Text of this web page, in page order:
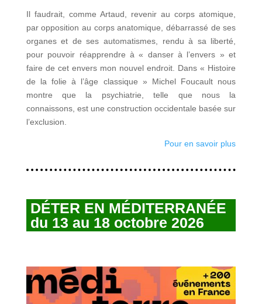
Il faudrait, comme Artaud, revenir au corps atomique,
par opposition au corps anatomique, débarrassé de ses
organes et de ses automatismes, rendu à sa liberté,
pour pouvoir réapprendre à « danser à l’envers » et
faire de cet envers mon nouvel endroit. Dans « Histoire
de la folie à l’âge classique » Michel Foucault nous
montre que la psychiatrie, telle que nous la
connaissons, est une construction occidentale basée sur
l’exclusion.
Pour en savoir plus
DÉTER EN MÉDITERRANÉE
du 13 au 18 octobre 2026